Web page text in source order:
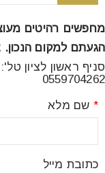
מחפשים רהיטים
הגעתם למקום הנכון.
0559704262
*
כתובת מייל
font_download סמן קישורים